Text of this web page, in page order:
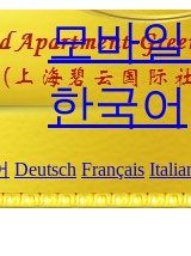
모바
한국어
Deutsch Français